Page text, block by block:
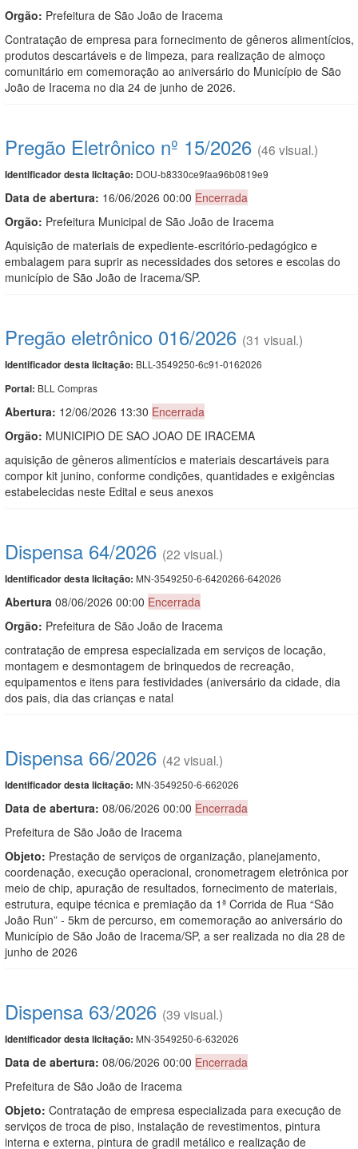
Orgão: Prefeitura de São João de Iracema
Contratação de empresa para fornecimento de gêneros alimentícios,
produtos descartáveis e de limpeza, para realização de almoço
comunitário em comemoração ao aniversário do Município de São
João de Iracema no dia 24 de junho de 2026.
Pregão Eletrônico nº 15/2026 (46 visual.)
Identificador desta licitação: DOU-b8330ce9faa96b0819e9
Data de abertura: 16/06/2026 00:00 Encerrada
Orgão: Prefeitura Municipal de São João de Iracema
Aquisição de materiais de expediente-escritório-pedagógico e
embalagem para suprir as necessidades dos setores e escolas do
município de São João de Iracema/SP.
Pregão eletrônico 016/2026 (31 visual.)
Identificador desta licitação: BLL-3549250-6c91-0162026
Portal: BLL Compras
Abertura: 12/06/2026 13:30 Encerrada
Orgão: MUNICIPIO DE SAO JOAO DE IRACEMA
aquisição de gêneros alimentícios e materiais descartáveis para
compor kit junino, conforme condições, quantidades e exigências
estabelecidas neste Edital e seus anexos
Dispensa 64/2026 (22 visual.)
Identificador desta licitação: MN-3549250-6-6420266-642026
Abertura 08/06/2026 00:00 Encerrada
Orgão: Prefeitura de São João de Iracema
contratação de empresa especializada em serviços de locação,
montagem e desmontagem de brinquedos de recreação,
equipamentos e itens para festividades (aniversário da cidade, dia
dos pais, dia das crianças e natal
Dispensa 66/2026 (42 visual.)
Identificador desta licitação: MN-3549250-6-662026
Data de abertura: 08/06/2026 00:00 Encerrada
Prefeitura de São João de Iracema
Objeto: Prestação de serviços de organização, planejamento,
coordenação, execução operacional, cronometragem eletrônica por
meio de chip, apuração de resultados, fornecimento de materiais,
estrutura, equipe técnica e premiação da 1ª Corrida de Rua “São
João Run” - 5km de percurso, em comemoração ao aniversário do
Município de São João de Iracema/SP, a ser realizada no dia 28 de
junho de 2026
Dispensa 63/2026 (39 visual.)
Identificador desta licitação: MN-3549250-6-632026
Data de abertura: 08/06/2026 00:00 Encerrada
Prefeitura de São João de Iracema
Objeto: Contratação de empresa especializada para execução de
serviços de troca de piso, instalação de revestimentos, pintura
interna e externa, pintura de gradil metálico e realização de